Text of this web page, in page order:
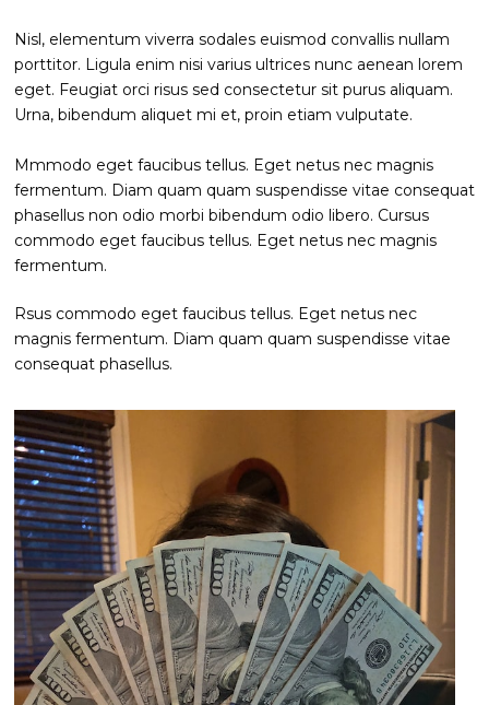
Nisl, elementum viverra sodales euismod convallis nullam
porttitor. Ligula enim nisi varius ultrices nunc aenean lorem
eget. Feugiat orci risus sed consectetur sit purus aliquam.
Urna, bibendum aliquet mi et, proin etiam vulputate.
Mmmodo eget faucibus tellus. Eget netus nec magnis
fermentum. Diam quam quam suspendisse vitae consequat
phasellus non odio morbi bibendum odio libero. Cursus
commodo eget faucibus tellus. Eget netus nec magnis
fermentum.
Rsus commodo eget faucibus tellus. Eget netus nec
magnis fermentum. Diam quam quam suspendisse vitae
consequat phasellus.